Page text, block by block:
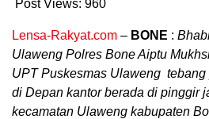
Post Views: 960
Lensa-Rakyat.com – BONE :
Ulaweng Polres Bone Aiptu
UPT Puskesmas Ulaweng tebang
di Depan kantor berada di pinggir
kecamatan Ulaweng kabupaten